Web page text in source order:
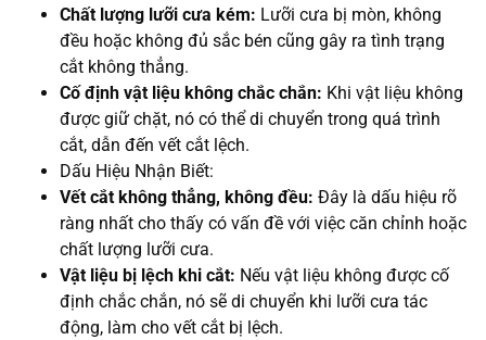
Chất lượng lưỡi cưa kém: Lưỡi cưa bị mòn, không
đều hoặc không đủ sắc bén cũng gây ra tình trạng
cắt không thẳng.
Cố định vật liệu không chắc chắn: Khi vật liệu không
được giữ chặt, nó có thể di chuyển trong quá trình
cắt, dẫn đến vết cắt lệch.
Dấu Hiệu Nhận Biết:
Vết cắt không thẳng, không đều: Đây là dấu hiệu rõ
ràng nhất cho thấy có vấn đề với việc căn chỉnh hoặc
chất lượng lưỡi cưa.
Vật liệu bị lệch khi cắt: Nếu vật liệu không được cố
định chắc chắn, nó sẽ di chuyển khi lưỡi cưa tác
động, làm cho vết cắt bị lệch.